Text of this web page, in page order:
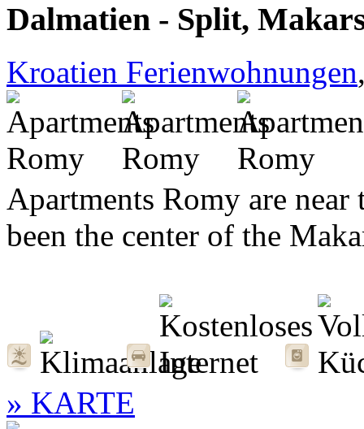
Dalmatien - Split,
Kroatien Ferienwohnungen
Apartments Romy are near
been the center of the
» KARTE